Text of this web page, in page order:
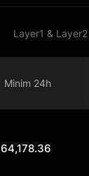
Layer1 & Layer2
Minim 24h
64,178.36